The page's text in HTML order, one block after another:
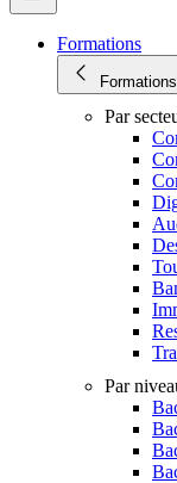
Formations
Formations
Par
Par